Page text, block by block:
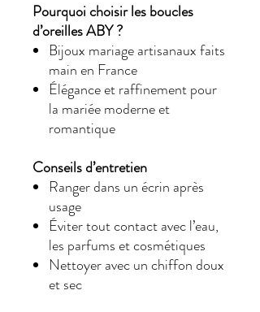
Pourquoi choisir les boucles
d’oreilles ABY ?
Bijoux mariage artisanaux faits
main en France
Élégance et raffinement pour
la mariée moderne et
romantique
Conseils d’entretien
Ranger dans un écrin après
usage
Éviter tout contact avec l’eau,
les parfums et cosmétiques
Nettoyer avec un chiffon doux
et sec